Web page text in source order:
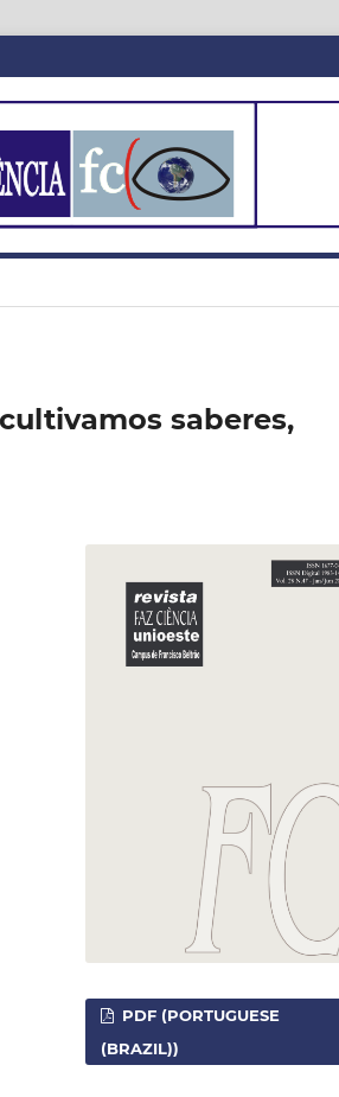
saberes,
PDF (PORTUGUESE
(BRAZIL))